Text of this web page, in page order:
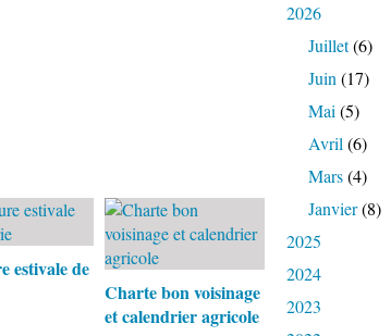
estivale de
Charte bon voisinage
et calendrier agricole
2026
Juillet(6)
Juin (17)
Mai (5)
Avril (6)
Mars(4)
Janvier(8)
2025
2024
2023